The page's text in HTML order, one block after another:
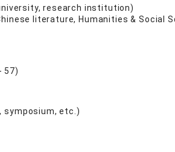
research institution)
literature, Humanities & Social
57)
symposium, etc.)